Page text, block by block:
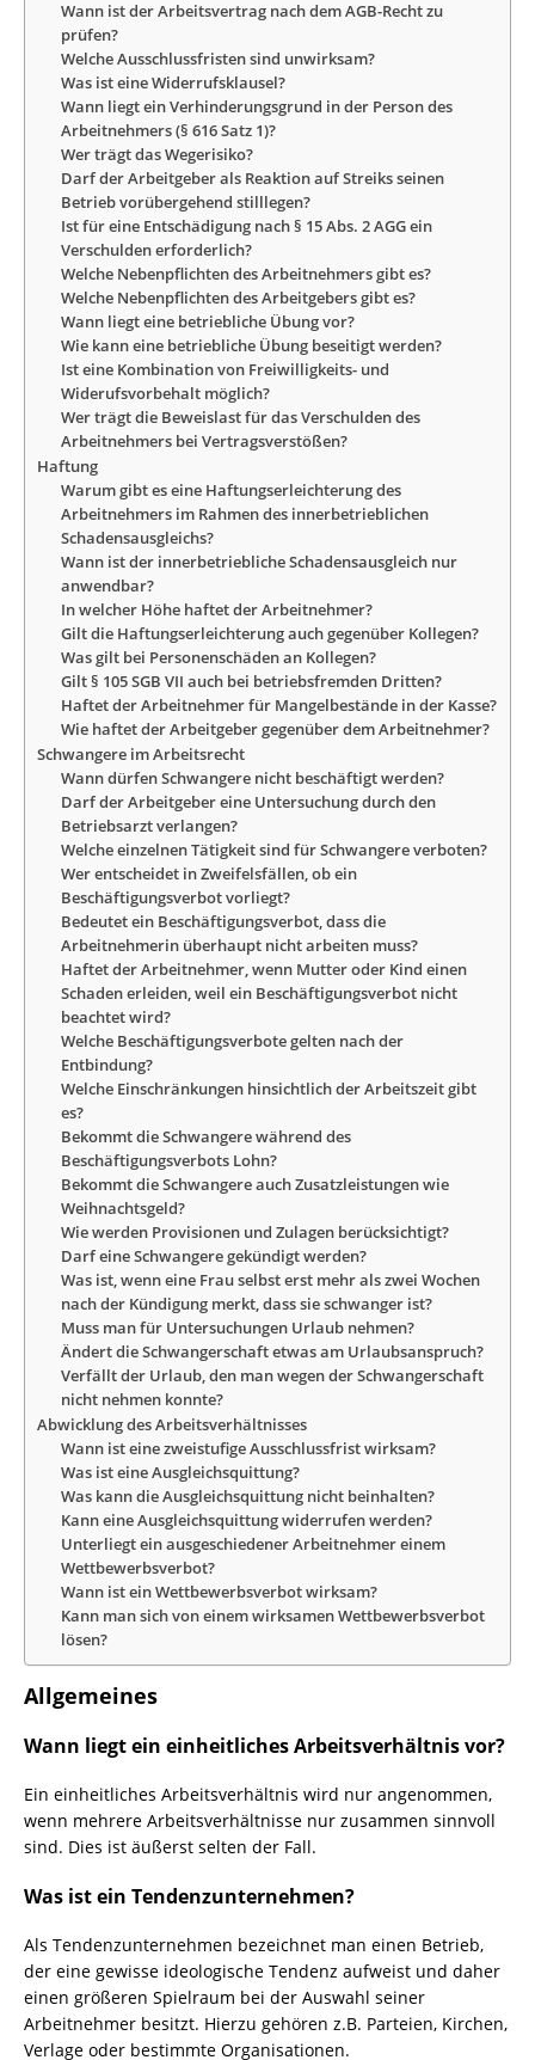
Wann ist der Arbeitsvertrag nach dem AGB-Recht zu
prüfen?
Welche Ausschlussfristen sind unwirksam?
Was ist eine Widerrufsklausel?
Wann liegt ein Verhinderungsgrund in der Person des
Arbeitnehmers (§ 616 Satz 1)?
Wer trägt das Wegerisiko?
Darf der Arbeitgeber als Reaktion auf Streiks seinen
Betrieb vorübergehend stilllegen?
Ist für eine Entschädigung nach § 15 Abs. 2 AGG ein
Verschulden erforderlich?
Welche Nebenpflichten des Arbeitnehmers gibt es?
Welche Nebenpflichten des Arbeitgebers gibt es?
Wann liegt eine betriebliche Übung vor?
Wie kann eine betriebliche Übung beseitigt werden?
Ist eine Kombination von Freiwilligkeits- und
Widerufsvorbehalt möglich?
Wer trägt die Beweislast für das Verschulden des
Arbeitnehmers bei Vertragsverstößen?
Haftung
Warum gibt es eine Haftungserleichterung des
Arbeitnehmers im Rahmen des innerbetrieblichen
Schadensausgleichs?
Wann ist der innerbetriebliche Schadensausgleich nur
anwendbar?
In welcher Höhe haftet der Arbeitnehmer?
Gilt die Haftungserleichterung auch gegenüber Kollegen?
Was gilt bei Personenschäden an Kollegen?
Gilt § 105 SGB VII auch bei betriebsfremden Dritten?
Haftet der Arbeitnehmer für Mangelbestände in der Kasse?
Wie haftet der Arbeitgeber gegenüber dem Arbeitnehmer?
Schwangere im Arbeitsrecht
Wann dürfen Schwangere nicht beschäftigt werden?
Darf der Arbeitgeber eine Untersuchung durch den
Betriebsarzt verlangen?
Welche einzelnen Tätigkeit sind für Schwangere verboten?
Wer entscheidet in Zweifelsfällen, ob ein
Beschäftigungsverbot vorliegt?
Bedeutet ein Beschäftigungsverbot, dass die
Arbeitnehmerin überhaupt nicht arbeiten muss?
Haftet der Arbeitnehmer, wenn Mutter oder Kind einen
Schaden erleiden, weil ein Beschäftigungsverbot nicht
beachtet wird?
Welche Beschäftigungsverbote gelten nach der
Entbindung?
Welche Einschränkungen hinsichtlich der Arbeitszeit gibt
es?
Bekommt die Schwangere während des
Beschäftigungsverbots Lohn?
Bekommt die Schwangere auch Zusatzleistungen wie
Weihnachtsgeld?
Wie werden Provisionen und Zulagen berücksichtigt?
Darf eine Schwangere gekündigt werden?
Was ist, wenn eine Frau selbst erst mehr als zwei Wochen
nach der Kündigung merkt, dass sie schwanger ist?
Muss man für Untersuchungen Urlaub nehmen?
Ändert die Schwangerschaft etwas am Urlaubsanspruch?
Verfällt der Urlaub, den man wegen der Schwangerschaft
nicht nehmen konnte?
Abwicklung des Arbeitsverhältnisses
Wann ist eine zweistufige Ausschlussfrist wirksam?
Was ist eine Ausgleichsquittung?
Was kann die Ausgleichsquittung nicht beinhalten?
Kann eine Ausgleichsquittung widerrufen werden?
Unterliegt ein ausgeschiedener Arbeitnehmer einem
Wettbewerbsverbot?
Wann ist ein Wettbewerbsverbot wirksam?
Kann man sich von einem wirksamen Wettbewerbsverbot
lösen?
Allgemeines
Wann liegt ein einheitliches Arbeitsverhältnis vor?
Ein einheitliches Arbeitsverhältnis wird nur angenommen,
wenn mehrere Arbeitsverhältnisse nur zusammen sinnvoll
sind. Dies ist äußerst selten der Fall.
Was ist ein Tendenzunternehmen?
Als Tendenzunternehmen bezeichnet man einen Betrieb,
der eine gewisse ideologische Tendenz aufweist und daher
einen größeren Spielraum bei der Auswahl seiner
Arbeitnehmer besitzt. Hierzu gehören z.B. Parteien, Kirchen,
Verlage oder bestimmte Organisationen.